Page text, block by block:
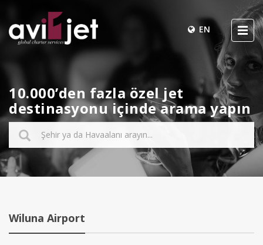
EN
10.000’den fazla özel jet
destinasyonu içinde arama yapın
Wiluna Airport